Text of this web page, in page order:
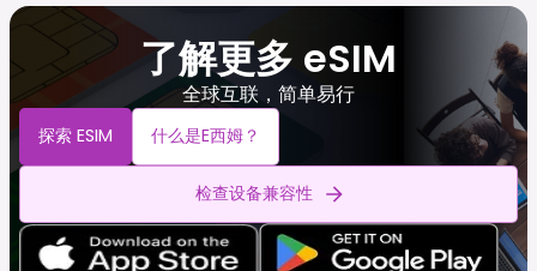
了解更多 eSIM
全球互联，简单易行
探索 ESIM 什么是e西姆？
检查设备兼容性